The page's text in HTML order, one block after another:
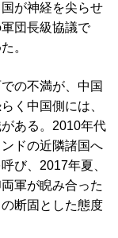
が神経を尖らせ
団長級協議で
。
の不満が、中国
く中国側には、
ある。2010年代
ドの近隣諸国へ
び、2017年夏、
軍が睨み合った
断固とした態度